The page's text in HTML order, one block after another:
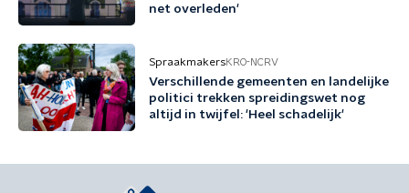
net overleden'
SpraakmakersKRO-NCRV
Verschillende gemeenten en landelijke
politici trekken spreidingswet nog
altijd in twijfel: 'Heel schadelijk'